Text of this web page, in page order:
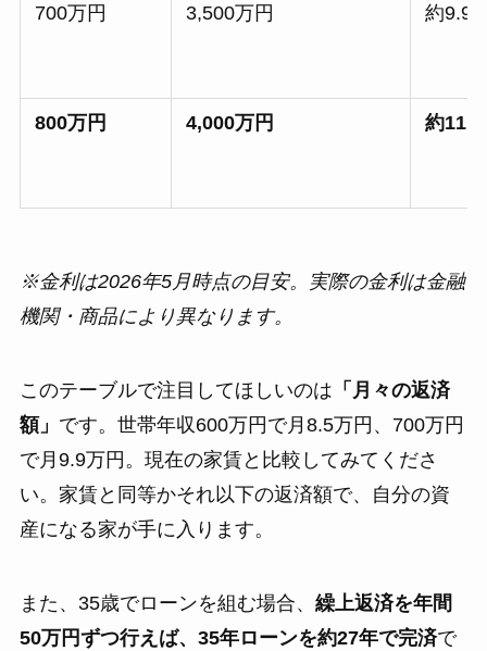
700万円 3,500万円 約9.9
800万円 4,000万円 約
※金利は2026年5月時点の目安。実際の金利は金融
機関・商品により異なります。
このテーブルで注目してほしいのは 「月々の返済
額」 です。世帯年収600万円で月8.5万円、700万円
で月9.9万円。現在の家賃と比較してみてくださ
い。家賃と同等かそれ以下の返済額で、自分の資
産になる家が手に入ります。
また、35歳でローンを組む場合、 繰上返済を年間
50万円ずつ行えば、35年ローンを約27年で完済で